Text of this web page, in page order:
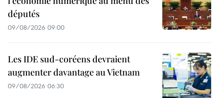
députés
09/08/2026 09:00
Les IDE sud-coréens devraient
augmenter davantage au Vietnam
09/08/2026 06:30